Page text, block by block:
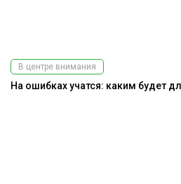
В центре внимания
На ошибках учатся: каким будет